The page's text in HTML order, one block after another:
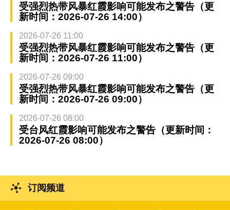
受强烈热带风暴红霞影响可能发布之警告（更
新时间：2026-07-26 14:00）
2026-07-26 11:00
受强烈热带风暴红霞影响可能发布之警告（更
新时间：2026-07-26 11:00）
2026-07-26 09:00
受强烈热带风暴红霞影响可能发布之警告（更
新时间：2026-07-26 09:00）
2026-07-26 08:00
受台风红霞影响可能发布之警告（更新时间：
2026-07-26 08:00）
订阅频道